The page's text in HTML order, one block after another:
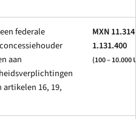
federale
aan
artikelen 16, 19,
MXN
1.131.400
(100 – 10.000